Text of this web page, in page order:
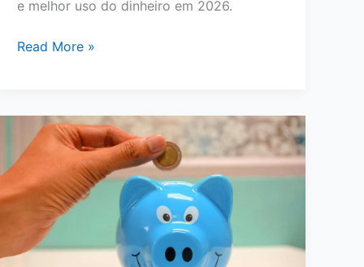
e melhor uso do dinheiro em 2026.
Tesouro
Qual
Vale
a
Pena
para
Seu
Read More »